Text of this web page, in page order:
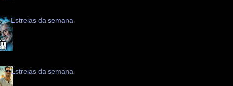
Estreias da semana
Estreias da semana